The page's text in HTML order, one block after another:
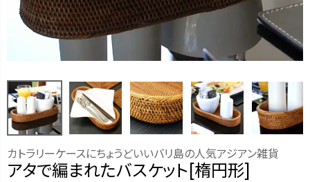
カトラリーケースにちょうどいいバリ島の人気アジアン雑貨
アタで編まれたバスケット[楕円形]